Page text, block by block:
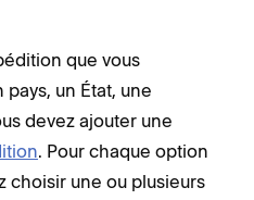
que vous
un État, une
devez ajouter une
. Pour chaque option
choisir une ou plusieurs